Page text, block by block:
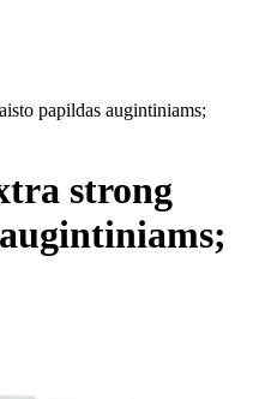
papildas augintiniams;
strong